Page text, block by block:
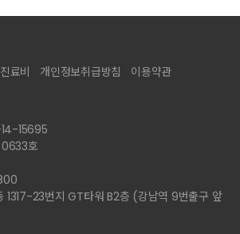
료비 개인정보취급방침 이용약관
15695
0633호
1317-23번지 GT타워 B2층 (강남역 9번출구 앞